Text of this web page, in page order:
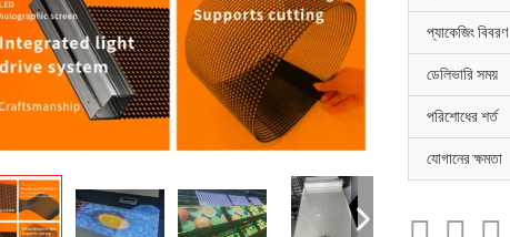
প্যাকেজিং বিবরণ
ডেলিভারি সময়
পরিশোধের শর্ত
যোগানের ক্ষমতা